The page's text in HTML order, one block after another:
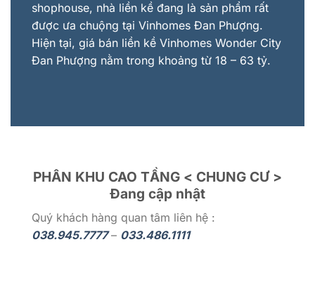
shophouse, nhà liền kề đang là sản phẩm rất
được ưa chuộng tại Vinhomes Đan Phượng.
Hiện tại, giá bán liền kề Vinhomes Wonder City
Đan Phượng nằm trong khoảng từ 18 – 63 tỷ.
PHÂN KHU CAO TẦNG < CHUNG CƯ >
Đang cập nhật
Quý khách hàng quan tâm liên hệ :
038.945.7777– 033.486.1111